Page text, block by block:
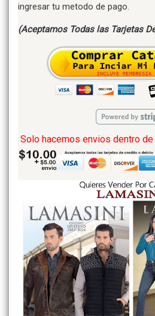
ingresar tu metodo de pago.
(Aceptamos Todas las Tarjetas
Solo hacemos envios dentro